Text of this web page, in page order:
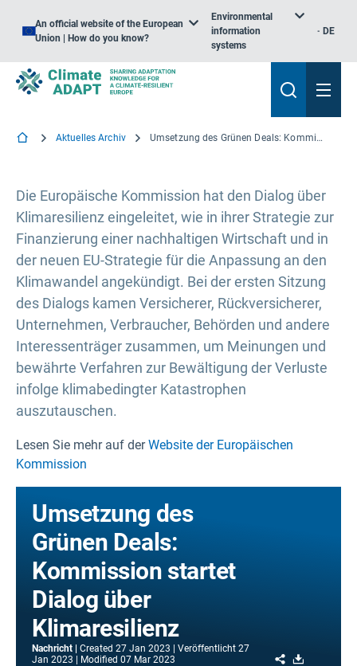
An official website of the European
Union | How do you know?
Environmental
information
systems
DE
Aktuelles Archiv Umsetzung des Grünen Deals: Kommission startet Dialog über Klimaresilienz
Die Europäische Kommission hat den Dialog über
Klimaresilienz eingeleitet, wie in ihrer Strategie zur
Finanzierung einer nachhaltigen Wirtschaft und in
der neuen EU-Strategie für die Anpassung an den
Klimawandel angekündigt. Bei der ersten Sitzung
des Dialogs kamen Versicherer, Rückversicherer,
Unternehmen, Verbraucher, Behörden und andere
Interessenträger zusammen, um Meinungen und
bewährte Verfahren zur Bewältigung der Verluste
infolge klimabedingter Katastrophen
auszutauschen.
Lesen Sie mehr auf derWebsite der Europäischen
Kommission
Umsetzung des
Grünen Deals:
Kommission startet
Dialog über
Klimaresilienz
Nachricht Created 27 Jan 2023 Veröffentlicht 27
Jan 2023
Modified 07 Mar 2023 Share